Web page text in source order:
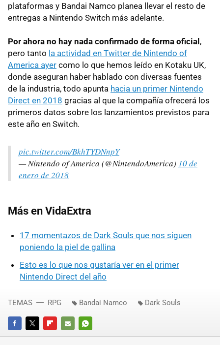
plataformas y Bandai Namco planea llevar el resto de
entregas a Nintendo Switch más adelante.
Por ahora no hay nada confirmado de forma oficial,
pero tanto la actividad en Twitter de Nintendo of
America ayer como lo que hemos leído en Kotaku UK,
donde aseguran haber hablado con diversas fuentes
de la industria, todo apunta hacia un primer Nintendo
Direct en 2018 gracias al que la compañía ofrecerá los
primeros datos sobre los lanzamientos previstos para
este año en Switch.
pic.twitter.com/BkhTYDNnpY
— Nintendo of America (@NintendoAmerica) 10 de
enero de 2018
Más en VidaExtra
17 momentazos de Dark Souls que nos siguen
poniendo la piel de gallina
Esto es lo que nos gustaría ver en el primer
Nintendo Direct del año
FACEBOOKTWITTERFLIPBOARD
E- WHATSAPP
TEMAS RPG Bandai Namco Dark Souls